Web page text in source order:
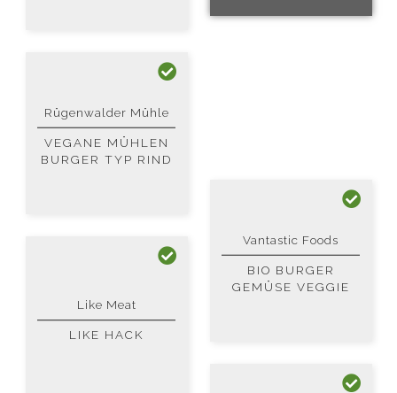
Rügenwalder Mühle
VEGANE MÜHLEN
BURGER TYP RIND
Vantastic Foods
BIO BURGER
GEMÜSE VEGGIE
Like Meat
LIKE HACK